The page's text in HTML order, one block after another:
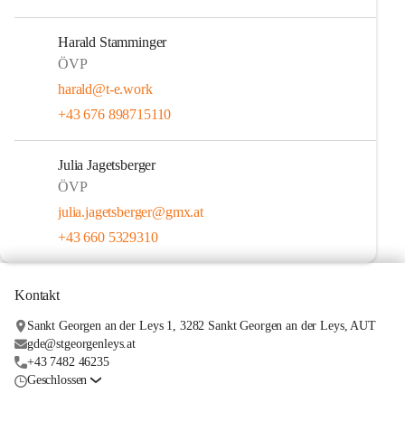
Harald Stamminger
ÖVP
harald@t-e.work
+43 676 898715110
Julia Jagetsberger
ÖVP
julia.jagetsberger@gmx.at
+43 660 5329310
Kontakt
Sankt Georgen an der Leys 1, 3282 Sankt Georgen an der Leys, AUT
gde@stgeorgenleys.at
+43 7482 46235
Geschlossen